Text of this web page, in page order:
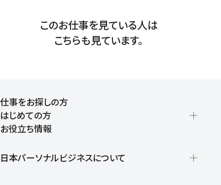
このお仕事を見ている人は
こちらも見ています。
仕事をお探しの方
はじめての方
登録から就業開始までの流れ
お役立ち情報
日本パーソナルビジネスについて